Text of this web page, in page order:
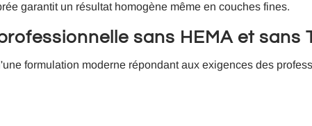
garantit un résultat homogène même en couches fines.
sans HEMA et sans
formulation moderne répondant aux exigences des